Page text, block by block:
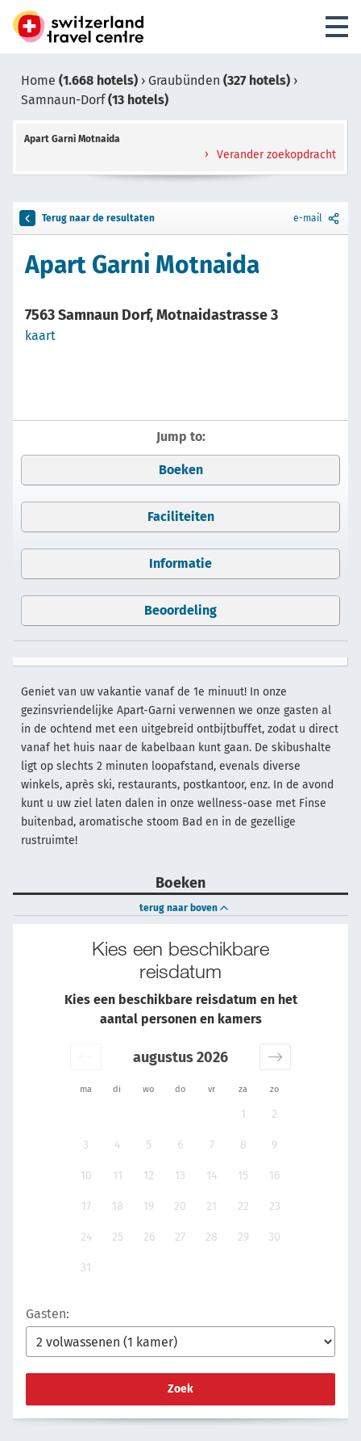
Home (1.668 hotels) › Graubünden (327 hotels) ›
Samnaun-Dorf(13 hotels)
Apart Garni Motnaida
Verander zoekopdracht
Terug naar de resultaten e-mail
Apart Garni Motnaida
7563 Samnaun Dorf, Motnaidastrasse 3
kaart
Jump to:
Boeken
Faciliteiten
Informatie
Beoordeling
Geniet van uw vakantie vanaf de 1e minuut! In onze
gezinsvriendelijke Apart-Garni verwennen we onze gasten al
in de ochtend met een uitgebreid ontbijtbuffet, zodat u direct
vanaf het huis naar de kabelbaan kunt gaan. De skibushalte
ligt op slechts 2 minuten loopafstand, evenals diverse
winkels, après ski, restaurants, postkantoor, enz. In de avond
kunt u uw ziel laten dalen in onze wellness-oase met Finse
buitenbad, aromatische stoom Bad en in de gezellige
rustruimte!
Boeken
terug naar boven
Kies een beschikbare
reisdatum
Kies een beschikbare reisdatum en het
aantal personen en kamers
ma di wo do vr za zo
augustus 2026
1 2
3 4 5 6 7 8 9
10 11 12 13 14 15 16
17 18 19 20 21 22 23
24 25 26 27 28 29 30
31
Gasten:
Zoek